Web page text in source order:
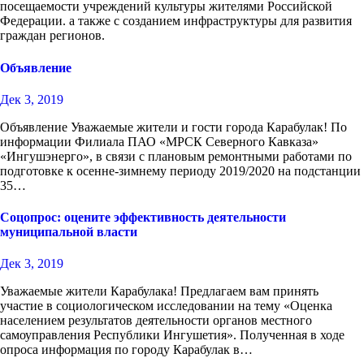
посещаемости учреждений культуры жителями Российской
Федерации. а также с созданием инфраструктуры для развития
граждан регионов.
Объявление
Дек 3, 2019
Объявление Уважаемые жители и гости города Карабулак! По
информации Филиала ПАО «МРСК Северного Кавказа»
«Ингушэнерго», в связи с плановым ремонтными работами по
подготовке к осенне-зимнему периоду 2019/2020 на подстанции
35…
Соцопрос: оцените эффективность деятельности
муниципальной власти
Дек 3, 2019
Уважаемые жители Карабулака! Предлагаем вам принять
участие в социологическом исследовании на тему «Оценка
населением результатов деятельности органов местного
самоуправления Республики Ингушетия». Полученная в ходе
опроса информация по городу Карабулак в…